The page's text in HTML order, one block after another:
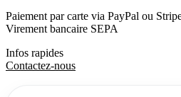
Paiement par carte via PayPal ou
Virement bancaire SEPA
Infos rapides
Contactez-nous